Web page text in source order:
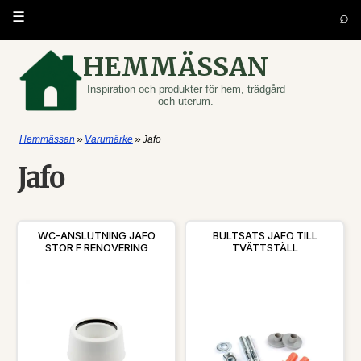
HEMMÄSSAN
Inspiration och produkter för hem, trädgård
och uterum.
☰ ⌕
Hemmässan » Varumärke»Jafo
Jafo
WC-ANSLUTNING JAFO
STOR F RENOVERING
BULTSATS JAFO TILL
TVÄTTSTÄLL